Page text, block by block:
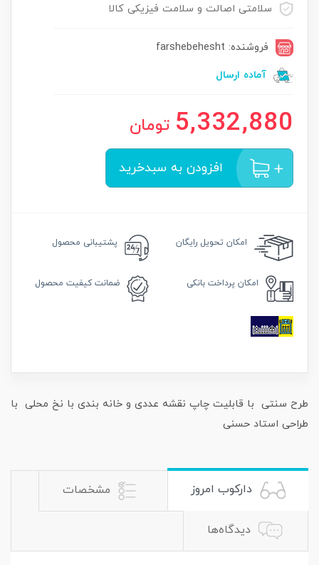
سلامتی اصالت و سلامت فیزیکی کالا
فروشنده: farshebehesht
آماده ارسال
5,332,880 تومان
افزودن به سبدخرید
امکان تحویل رایگان پشتیبانی محصول
امکان پرداخت بانکی ضمانت کیفیت محصول
طرح سنتی با قابلیت چاپ نقشه عددی و خانه بندی با نخ محلی با
طراحی استاد حسنی
دارکوب امروز مشخصات
دیدگاه‌ها